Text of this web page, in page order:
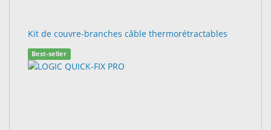
Kit de couvre-branches câble thermorétractables
Best-seller